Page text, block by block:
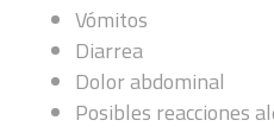
Vómitos
Diarrea
Dolor abdominal
Posibles reacciones